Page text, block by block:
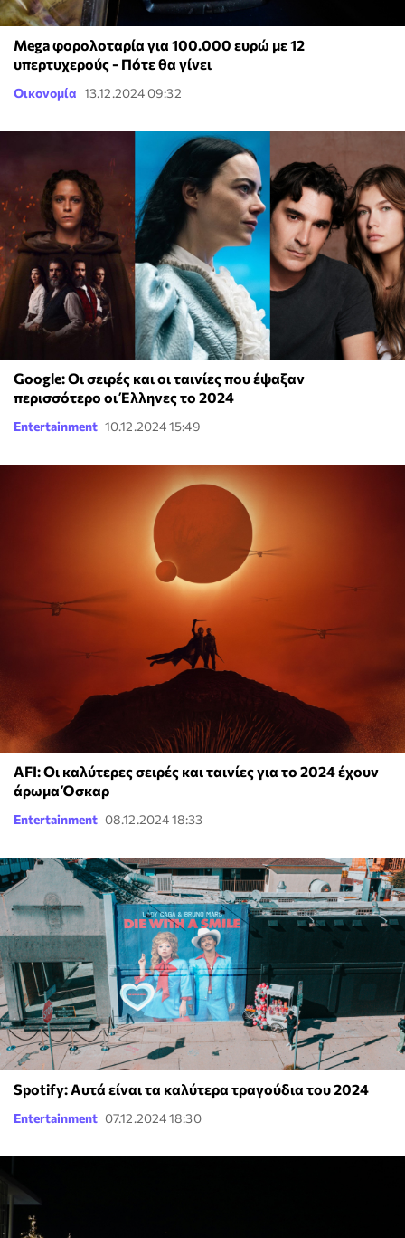
Mega φορολοταρία για 100.000 ευρώ με 12
υπερτυχερούς - Πότε θα γίνει
Οικονομία 13.12.2024 09:32
Google: Οι σειρές και οι ταινίες που έψαξαν
περισσότερο οι Έλληνες το 2024
Entertainment 10.12.2024 15:49
AFI: Oι καλύτερες σειρές και ταινίες για το 2024 έχουν
άρωμα Όσκαρ
Entertainment 08.12.2024 18:33
Spotify: Αυτά είναι τα καλύτερα τραγούδια του 2024
Entertainment 07.12.2024 18:30